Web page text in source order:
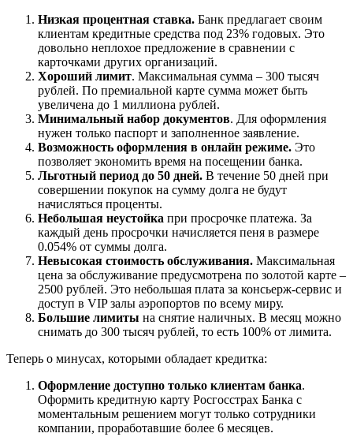
Низкая процентная ставка. Банк предлагает своим
клиентам кредитные средства под 23% годовых. Это
довольно неплохое предложение в сравнении с
карточками других организаций.
Хороший лимит. Максимальная сумма – 300 тысяч
рублей. По премиальной карте сумма может быть
увеличена до 1 миллиона рублей.
Минимальный набор документов. Для оформления
нужен только паспорт и заполненное заявление.
Возможность оформления в онлайн режиме. Это
позволяет экономить время на посещении банка.
Льготный период до 50 дней. В течение 50 дней при
совершении покупок на сумму долга не будут
начисляться проценты.
Небольшая неустойка при просрочке платежа. За
каждый день просрочки начисляется пеня в размере
0.054% от суммы долга.
Невысокая стоимость обслуживания. Максимальная
цена за обслуживание предусмотрена по золотой карте –
2500 рублей. Это небольшая плата за консьерж-сервис и
доступ в VIP залы аэропортов по всему миру.
Большие лимиты на снятие наличных. В месяц можно
снимать до 300 тысяч рублей, то есть 100% от лимита.
Теперь о минусах, которыми обладает кредитка:
Оформление доступно только клиентам банка.
Оформить кредитную карту Росгосстрах Банка с
моментальным решением могут только сотрудники
компании, проработавшие более 6 месяцев.